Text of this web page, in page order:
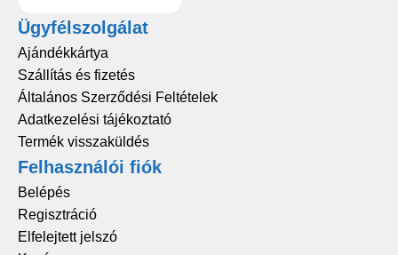
Ügyfélszolgálat
Ajándékkártya
Szállítás és fizetés
Általános Szerződési Feltételek
Adatkezelési tájékoztató
Termék visszaküldés
Felhasználói fiók
Belépés
Regisztráció
Elfelejtett jelszó